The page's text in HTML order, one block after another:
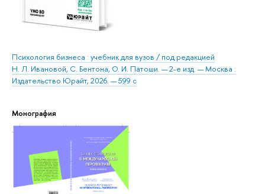
Психология бизнеса : учебник для вузов / под редакцией
Н. Л. Ивановой, С. Бентона, О. И. Патоши. — 2-е изд. — Москва :
Издательство Юрайт, 2026. — 599 с
Монография